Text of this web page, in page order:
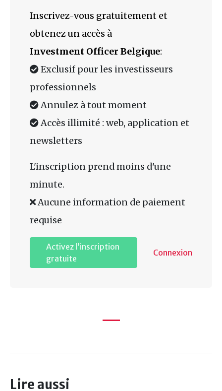
Inscrivez-vous gratuitement et
obtenez un accès à
Investment Officer Belgique:
Exclusif pour les investisseurs
professionnels
Annulez à tout moment
Accès illimité : web, application et
newsletters
L'inscription prend moins d'une
minute.
Aucune information de paiement
requise
Activez l’inscription
gratuite
Connexion
Lire aussi